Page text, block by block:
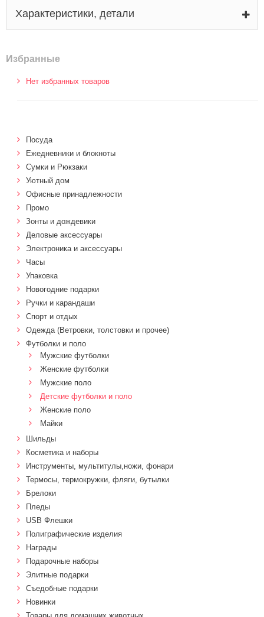
Характеристики, детали
Избранные
Нет избранных товаров
Посуда
Ежедневники и блокноты
Сумки и Рюкзаки
Уютный дом
Офисные принадлежности
Промо
Зонты и дождевики
Деловые аксессуары
Электроника и аксессуары
Часы
Упаковка
Новогодние подарки
Ручки и карандаши
Спорт и отдых
Одежда (Ветровки, толстовки и прочее)
Футболки и поло
Мужские футболки
Женские футболки
Мужские поло
Детские футболки и поло
Женские поло
Майки
Шильды
Косметика и наборы
Инструменты, мультитулы,ножи, фонари
Термосы, термокружки, фляги, бутылки
Брелоки
Пледы
USB Флешки
Полиграфические изделия
Награды
Подарочные наборы
Элитные подарки
Cъедобные подарки
Новинки